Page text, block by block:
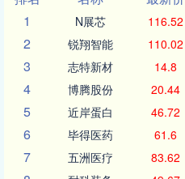
1
N展芯 116.52
2 锐翔智能 110.02
3 志特新材 14.8
4 博腾股份 20.44
5 近岸蛋白 46.72
6 毕得医药 61.6
7 五洲医疗 83.62